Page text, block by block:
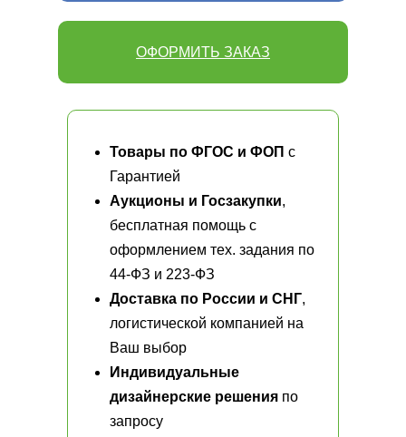
ОФОРМИТЬ ЗАКАЗ
Товары по ФГОС и ФОП с
Гарантией
Аукционы и Госзакупки,
бесплатная помощь с
оформлением тех. задания по
44-ФЗ и 223-ФЗ
Доставка по России и СНГ,
логистической компанией на
Ваш выбор
Индивидуальные
дизайнерские решения по
запросу